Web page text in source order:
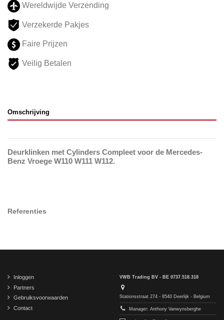
Wereldwijde Verzending
Verzekerde Pakjes
Faire Prijzen
Veilig Betalen
Omschrijving
Deurklinken met Cylinders Compleet voor de Mercedes-
Benz Vroege W110 W111 W112.
Referenties
Inloggen
Partners
Gebruiksvoorwaarden
Contact
VWB Trading BV - BE 0737.518.318
Stationsstraat 274 - 8540 Deerlijk - Belgium
Manager: Anthony Vanwynsberghe